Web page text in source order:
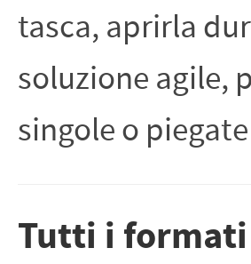
DORSALI TARGHE
PETTORALI NUMERI DA
NUMERI DA GARA MTB
tasca, aprirla
soluzione agile,
singole o
Tutti i